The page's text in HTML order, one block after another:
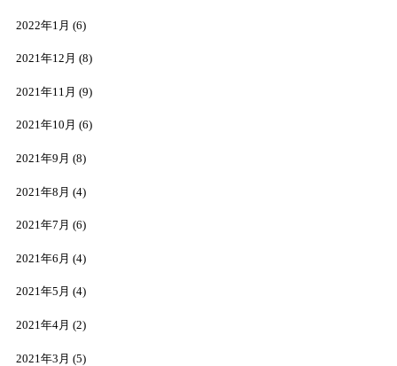
2022年1月 (6)
2021年12月 (8)
2021年11月 (9)
2021年10月 (6)
2021年9月 (8)
2021年8月 (4)
2021年7月 (6)
2021年6月 (4)
2021年5月 (4)
2021年4月 (2)
2021年3月 (5)